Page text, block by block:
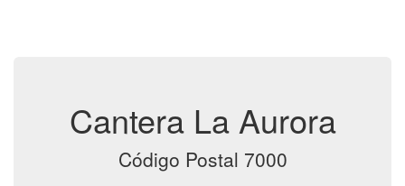
Cantera La Aurora
Código Postal 7000